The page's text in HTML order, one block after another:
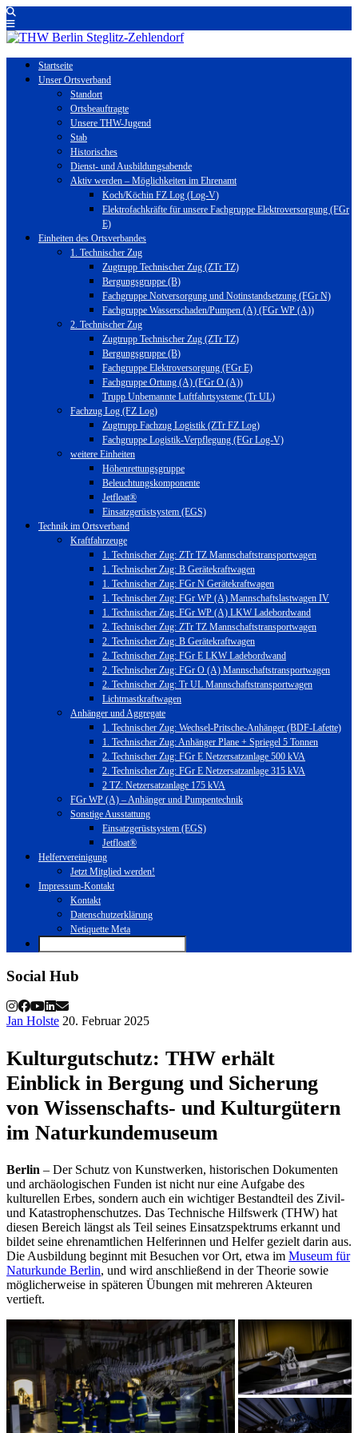
Startseite
Unser Ortsverband
Standort
Ortsbeauftragte
Unsere THW-Jugend
Stab
Historisches
Dienst- und Ausbildungsabende
Aktiv werden – Möglichkeiten im Ehrenamt
Koch/Köchin FZ Log (Log-V)
Elektrofachkräfte für unsere Fachgruppe Elektroversorgung (FGr
E)
Einheiten des Ortsverbandes
1. Technischer Zug
Zugtrupp Technischer Zug (ZTr TZ)
Bergungsgruppe (B)
Fachgruppe Notversorgung und Notinstandsetzung (FGr N)
Fachgruppe Wasserschaden/Pumpen (A) (FGr WP (A))
2. Technischer Zug
Zugtrupp Technischer Zug (ZTr TZ)
Bergungsgruppe (B)
Fachgruppe Elektroversorgung (FGr E)
Fachgruppe Ortung (A) (FGr O (A))
Trupp Unbemannte Luftfahrtsysteme (Tr UL)
Fachzug Log (FZ Log)
Zugtrupp Fachzug Logistik (ZTr FZ Log)
Fachgruppe Logistik-Verpflegung (FGr Log-V)
weitere Einheiten
Höhenrettungsgruppe
Beleuchtungskomponente
Jetfloat®
Einsatzgerüstsystem (EGS)
Technik im Ortsverband
Kraftfahrzeuge
1. Technischer Zug: ZTr TZ Mannschaftstransportwagen
1. Technischer Zug: B Gerätekraftwagen
1. Technischer Zug: FGr N Gerätekraftwagen
1. Technischer Zug: FGr WP (A) Mannschaftslastwagen IV
1. Technischer Zug: FGr WP (A) LKW Ladebordwand
2. Technischer Zug: ZTr TZ Mannschaftstransportwagen
2. Technischer Zug: B Gerätekraftwagen
2. Technischer Zug: FGr E LKW Ladebordwand
2. Technischer Zug: FGr O (A) Mannschaftstransportwagen
2. Technischer Zug: Tr UL Mannschaftstransportwagen
Lichtmastkraftwagen
Anhänger und Aggregate
1. Technischer Zug: Wechsel-Pritsche-Anhänger (BDF-Lafette)
1. Technischer Zug: Anhänger Plane + Spriegel 5 Tonnen
2. Technischer Zug: FGr E Netzersatzanlage 500 kVA
2. Technischer Zug: FGr E Netzersatzanlage 315 kVA
2 TZ: Netzersatzanlage 175 kVA
FGr WP (A) – Anhänger und Pumpentechnik
Sonstige Ausstattung
Einsatzgerüstsystem (EGS)
Jetfloat®
Helfervereinigung
Jetzt Mitglied werden!
Impressum-Kontakt
Kontakt
Datenschutzerklärung
Netiquette Meta
Social Hub
Jan Holste 20. Februar 2025
Kulturgutschutz: THW erhält
Einblick in Bergung und Sicherung
von Wissenschafts- und Kulturgütern
im Naturkundemuseum
Berlin – Der Schutz von Kunstwerken, historischen Dokumenten
und archäologischen Funden ist nicht nur eine Aufgabe des
kulturellen Erbes, sondern auch ein wichtiger Bestandteil des Zivil-
und Katastrophenschutzes. Das Technische Hilfswerk (THW) hat
diesen Bereich längst als Teil seines Einsatzspektrums erkannt und
bildet seine ehrenamtlichen Helferinnen und Helfer gezielt darin aus.
Die Ausbildung beginnt mit Besuchen vor Ort, etwa im Museum für
Naturkunde Berlin, und wird anschließend in der Theorie sowie
möglicherweise in späteren Übungen mit mehreren Akteuren
vertieft.